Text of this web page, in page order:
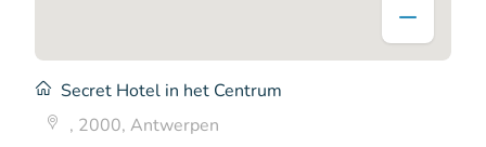
Secret Hotel in het Centrum
, 2000, Antwerpen